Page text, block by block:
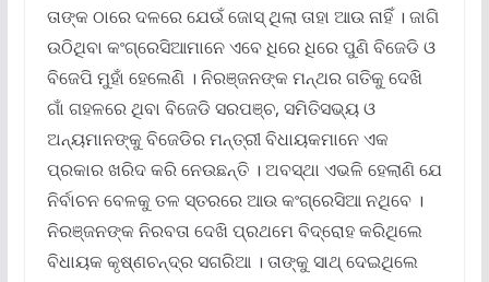
ତାଙ୍କ ଠାରେ ଦଳରେ ଯେଉଁ ଜୋସ୍‍ ଥିଲା ତାହା ଆଉ ନାହିଁ । ଜାଗି
ଉଠିଥିବା କଂଗ୍ରେସିଆମାନେ ଏବେ ଧିରେ ଧିରେ ପୁଣି ବିଜେଡି ଓ
ବିଜେପି ମୁହାଁ ହେଲେଣି । ନିରଞ୍ଜନଙ୍କ ମନ୍ଥର ଗତିକୁ ଦେଖି
ଗାଁ ଗହଳରେ ଥିବା ବିଜେଡି ସରପଞ୍ଚ, ସମିତିସଭ୍ୟ ଓ
ଅନ୍ୟମାନଙ୍କୁ ବିଜେଡିର ମନ୍ତ୍ରୀ ବିଧାୟକମାନେ ଏକ
ପ୍ରକାର ଖରିଦ କରି ନେଉଛନ୍ତି । ଅବସ୍ଥା ଏଭଳି ହେଲାଣି ଯେ
ନିର୍ବାଚନ ବେଳକୁ ତଳ ସ୍ତରରେ ଆଉ କଂଗ୍ରେସିଆ ନଥିବେ ।
ନିରଞ୍ଜନଙ୍କ ନିରବତା ଦେଖି ପ୍ରଥମେ ବିଦ୍ରୋହ କରିଥିଲେ
ବିଧାୟକ କୃଷ୍ଣଚନ୍ଦ୍ର ସଗରିଆ । ତାଙ୍କୁ ସାଥ୍‍ ଦେଇଥିଲେ